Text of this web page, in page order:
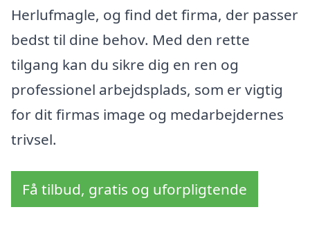
Herlufmagle, og find det firma, der passer
bedst til dine behov. Med den rette
tilgang kan du sikre dig en ren og
professionel arbejdsplads, som er vigtig
for dit firmas image og medarbejdernes
trivsel.
Få tilbud, gratis og uforpligtende